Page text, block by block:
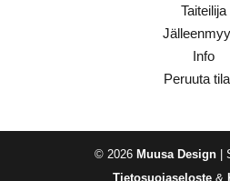
Taiteilija
Info
Peruuta
© 2026 Muusa Design |
Tietosuojaseloste &